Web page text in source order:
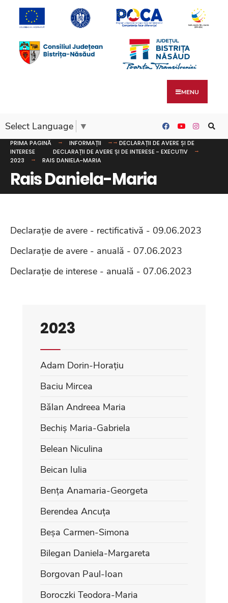
MENU
Select Language ▼
PRIMA PAGINĂ INFORMAȚII
DECLARAȚII DE AVERE ȘI DE
INTERESE
DECLARAȚII DE AVERE ȘI DE INTERESE - EXECUTIV
2023
RAIS DANIELA-MARIA
Rais Daniela-Maria
Declarație de avere - rectificativă - 09.06.2023
Declarație de avere - anuală - 07.06.2023
Declarație de interese - anuală - 07.06.2023
2023
Adam Dorin-Horațiu
Baciu Mircea
Bălan Andreea Maria
Bechiș Maria-Gabriela
Belean Niculina
Beican Iulia
Bența Anamaria-Georgeta
Berendea Ancuța
Beșa Carmen-Simona
Bilegan Daniela-Margareta
Borgovan Paul-Ioan
Boroczki Teodora-Maria